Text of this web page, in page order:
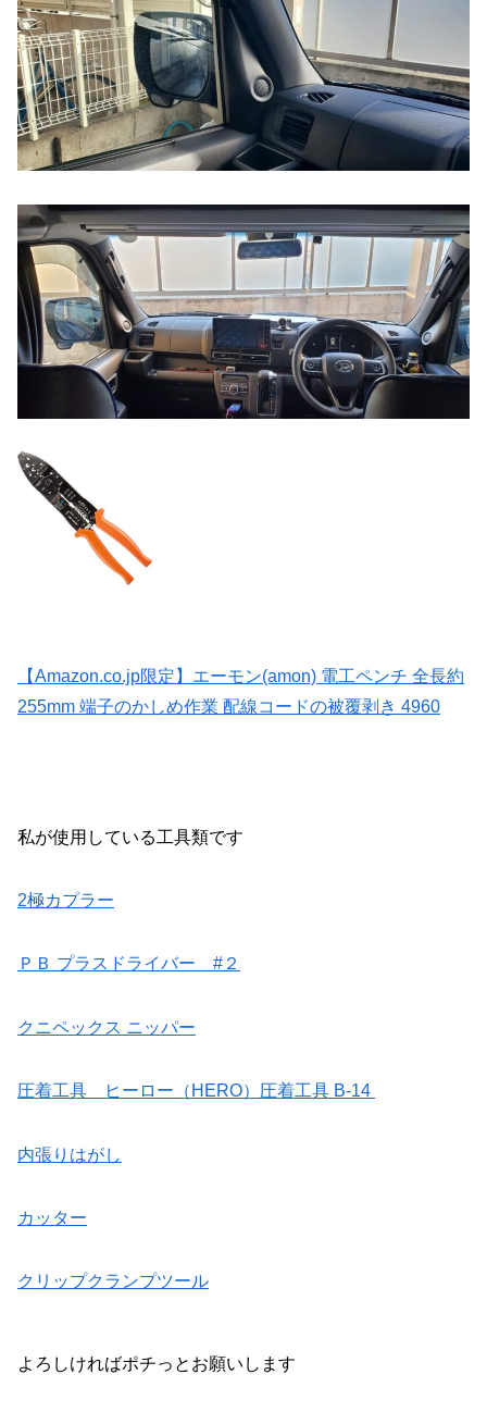
【Amazon.co.jp限定】エーモン(amon) 電工ペンチ 全長約
255mm 端子のかしめ作業 配線コードの被覆剥き 4960
私が使用している工具類です
2極カプラー
ＰＢ プラスドライバー #２
クニペックス ニッパー
圧着工具 ヒーロー（HERO）圧着工具 B-14
内張りはがし
カッター
クリップクランプツール
よろしければポチっとお願いします